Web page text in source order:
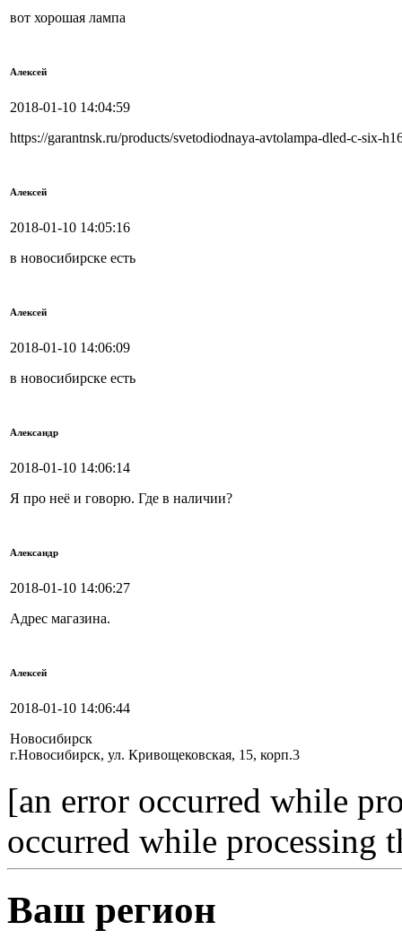
вот хорошая лампа
Алексей
2018-01-10 14:04:59
https://garantnsk.ru/products/svetodiodnaya-avtolampa-dled-c-six-
Алексей
2018-01-10 14:05:16
в новосибирске есть
Алексей
2018-01-10 14:06:09
в новосибирске есть
Александр
2018-01-10 14:06:14
Я про неё и говорю. Где в наличии?
Александр
2018-01-10 14:06:27
Адрес магазина.
Алексей
2018-01-10 14:06:44
Новосибирск
г.Новосибирск, ул. Кривощековская, 15, корп.3
[an error occurred while
occurred while processing
Ваш регион